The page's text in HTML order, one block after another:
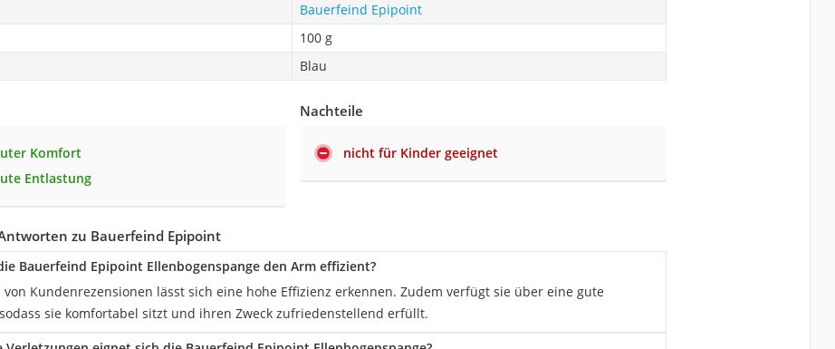
Bauerfeind Epipoint
100 g
Blau
Komfort
Entlastung
Nachteile
nicht für Kinder geeignet
zu Bauerfeind Epipoint
Bauerfeind Epipoint Ellenbogenspange den Arm effizient?
von Kundenrezensionen lässt sich eine hohe Effizienz erkennen. Zudem verfügt sie über eine gute
sie komfortabel sitzt und ihren Zweck zufriedenstellend erfüllt.